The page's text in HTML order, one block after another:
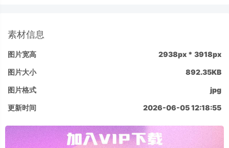
素材信息
图片宽高 2938px * 3918px
图片大小 892.35KB
图片格式 jpg
更新时间 2026-06-05 12:18:55